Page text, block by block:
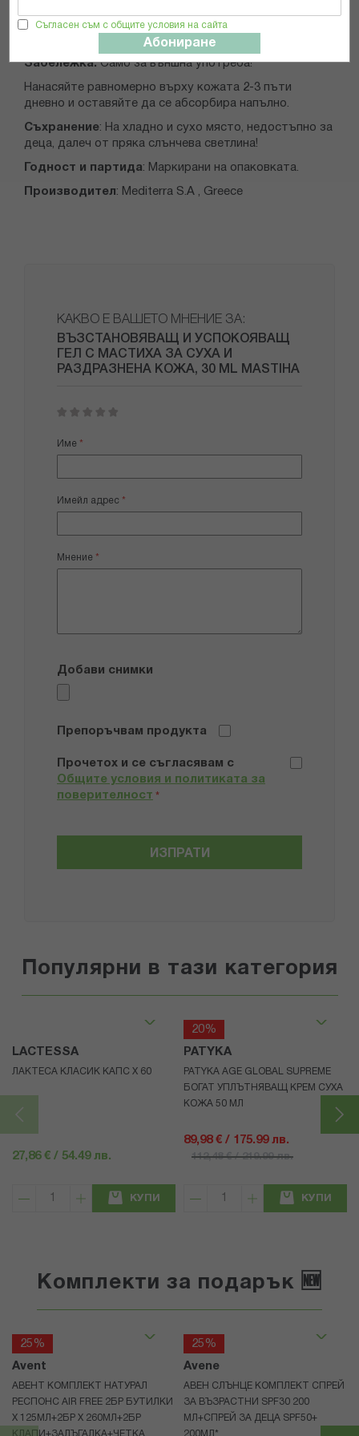
Съгласен съм с общите условия на сайта
Абониране
Без силикони и парфюми.
Дерматологично тестван.
Забележка:Само за външна употреба!
Нанасяйте равномерно върху кожата 2-3 пъти
дневно и оставяйте да се абсорбира напълно.
Съхранение: На хладно и сухо място, недостъпно за
деца, далеч от пряка слънчева светлина!
Годност и партида: Маркирани на опаковката.
Производител: Mediterra S.A , Greece
КАКВО Е ВАШЕТО МНЕНИЕ ЗА:
ВЪЗСТАНОВЯВАЩ И УСПОКОЯВАЩ
ГЕЛ С МАСТИХА ЗА СУХА И
РАЗДРАЗНЕНА КОЖА, 30 ML MASTIHA
star
stars
stars
stars
stars
Име
Имейл адрес
Мнение
Добави снимки
Препоръчвам продукта
Прочетох и се съгласявам с
Общите условия и политиката за
поверителност *
ИЗПРАТИ
Популярни в тази категория
LACTESSA
ЛАКТЕСА КЛАСИК КАПС Х 60
27,86 € / 54.49 лв.
КУПИ
20%
PATYKA
PATYKA AGE GLOBAL SUPREME
БОГАТ УПЛЪТНЯВАЩ КРЕМ СУХА
КОЖА 50 МЛ
89,98 € / 175.99 лв.
112,48 € / 219.99 лв.
КУПИ
Комплекти за подарък 🆕
25%
Avent
АВЕНТ КОМПЛЕКТ НАТУРАЛ
РЕСПОНС AIR FREE 2БР БУТИЛКИ
Х 125МЛ+2БР Х 260МЛ+2БР
КЛАПИ+ЗАЛЪГАЛКА+ЧЕТКА
25%
Avene
АВЕН СЛЪНЦЕ КОМПЛЕКТ СПРЕЙ
ЗА ВЪЗРАСТНИ SPF30 200
МЛ+СПРЕЙ ЗА ДЕЦА SPF50+
200МЛ*